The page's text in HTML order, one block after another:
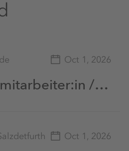
Oct 1, 2026
Produktionsmitarbeiter:in / Chemikant:in / Chemiefacharbeiter:in / Industriemechaniker:in in Schichtarbeit (m|w|d)
Oct 1, 2026